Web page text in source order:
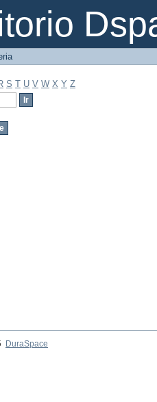
S T U V W X Y Z
DuraSpace